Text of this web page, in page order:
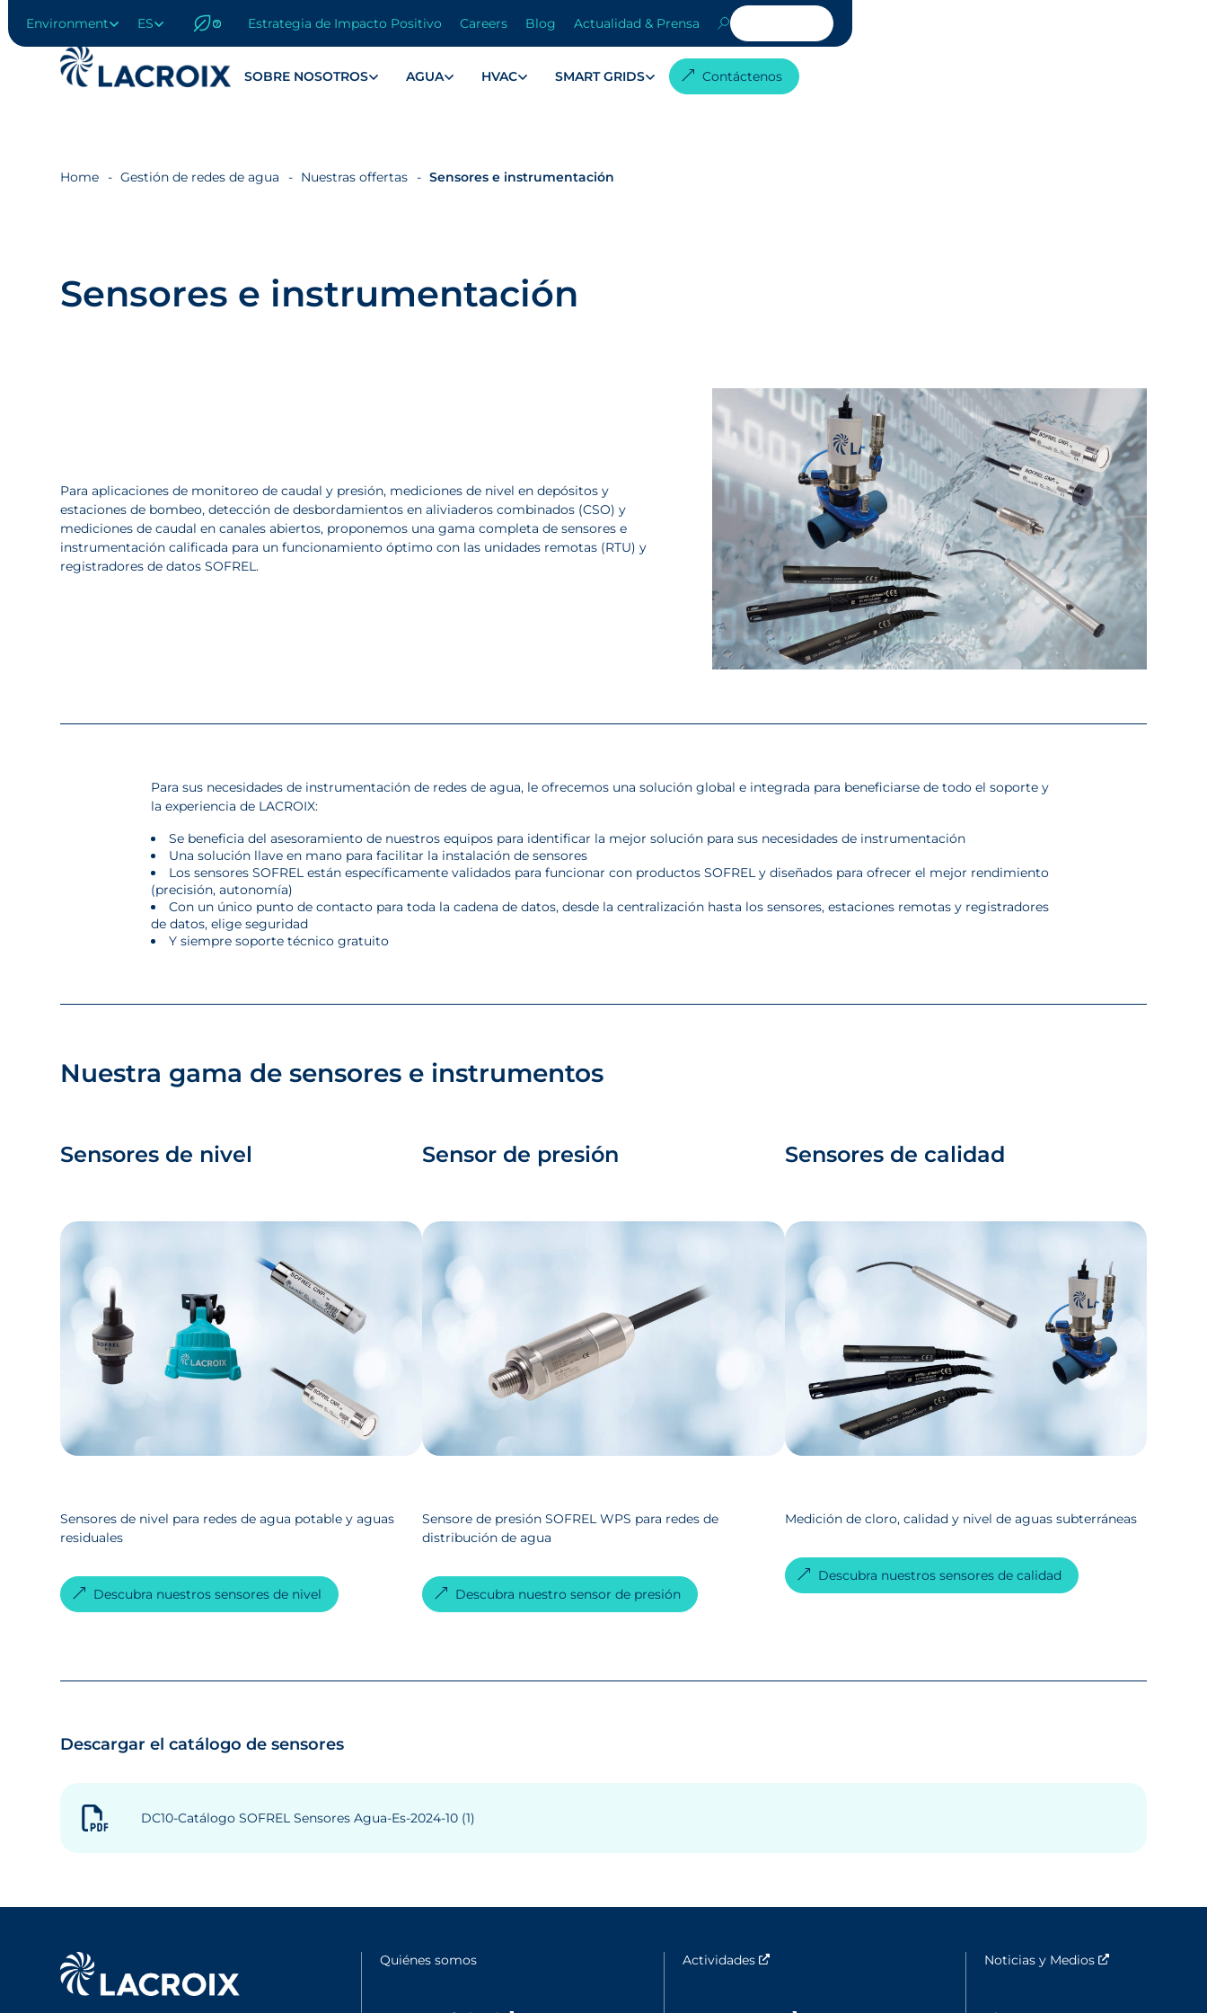
Ir
contenido
SOBRE NOSOTROS AGUA HVAC SMART GRIDS
Environment Estrategia de Impacto Positivo Careers Blog Actualidad & Prensa
ES
Contáctenos
Home Gestión de redes de agua Nuestras offertas Sensores e instrumentación
Sensores e instrumentación
Para aplicaciones de monitoreo de caudal y presión, mediciones de nivel en depósitos y
estaciones de bombeo, detección de desbordamientos en aliviaderos combinados (CSO) y
mediciones de caudal en canales abiertos, proponemos una gama completa de sensores e
instrumentación calificada para un funcionamiento óptimo con las unidades remotas (RTU) y
registradores de datos SOFREL.
Para sus necesidades de instrumentación de redes de agua, le ofrecemos una solución global e integrada para beneficiarse de todo el soporte y
la experiencia de LACROIX:
Se beneficia del asesoramiento de nuestros equipos para identificar la mejor solución para sus necesidades de instrumentación
Una solución llave en mano para facilitar la instalación de sensores
Los sensores SOFREL están específicamente validados para funcionar con productos SOFREL y diseñados para ofrecer el mejor rendimiento
(precisión, autonomía)
Con un único punto de contacto para toda la cadena de datos, desde la centralización hasta los sensores, estaciones remotas y registradores
de datos, elige seguridad
Y siempre soporte técnico gratuito
Nuestra gama de sensores e instrumentos
Sensores de nivel
Sensores de nivel para redes de agua potable y aguas
residuales
Descubra nuestros sensores de nivel
Sensor de presión
Sensore de presión SOFREL WPS para redes de
distribución de agua
Descubra nuestro sensor de presión
Sensores de calidad
Medición de cloro, calidad y nivel de aguas subterráneas
Descubra nuestros sensores de calidad
Descargar el catálogo de sensores
DC10-Catálogo SOFREL Sensores Agua-Es-2024-10 (1)
Quiénes somos Actividades Nouvelle fenêtre Noticias y Medios